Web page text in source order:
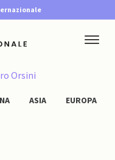
Orsini
ASIA EUROPA